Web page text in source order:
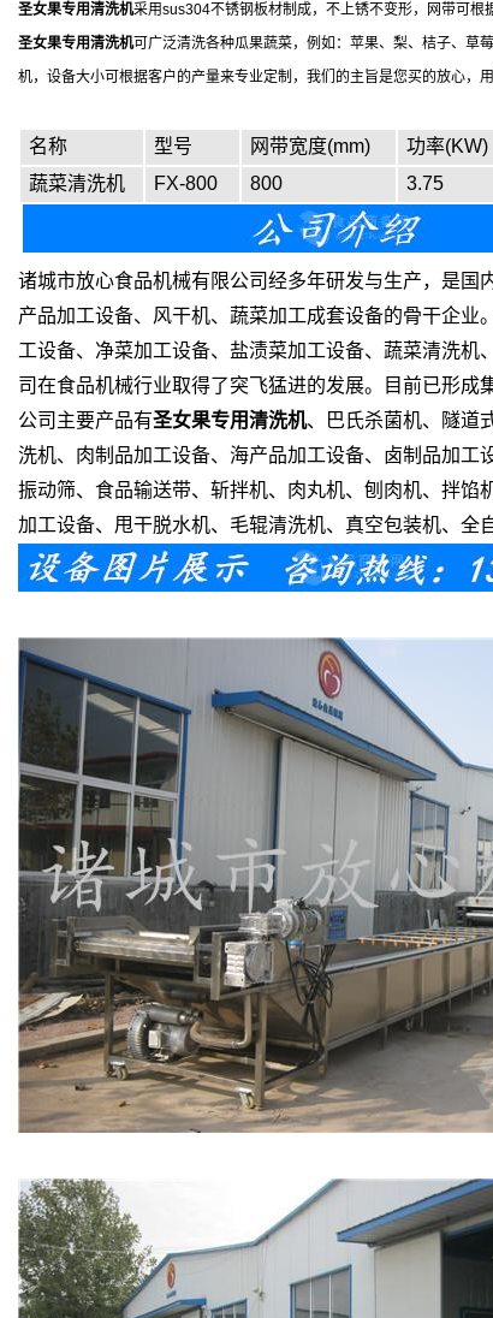
圣女果专用清洗机采用sus304不锈钢板材制成，不上锈不变形，网带可根
圣女果专用清洗机可广泛清洗各种瓜果蔬菜，例如：苹果、梨、桔子、草
机，设备大小可根据客户的产量来专业定制，我们的主旨是您买的放心，用
名称 型号 网带宽度(mm) 功率(KW)
蔬菜清洗机
FX-800 800 3.75
诸城市放心食品机械有限公司经多年研发与生产，是
产品加工设备、风干机、蔬菜加工成套设备的骨干企
工设备、净菜加工设备、盐渍菜加工设备、蔬菜清洗
司在食品机械行业取得了突飞猛进的发展。目前已形成
公司主要产品有圣女果专用清洗机、巴氏杀菌机、隧道
洗机、肉制品加工设备、海产品加工设备、卤制品加
振动筛、食品输送带、斩拌机、肉丸机、刨肉机、拌
加工设备、甩干脱水机、毛辊清洗机、真空包装机、全